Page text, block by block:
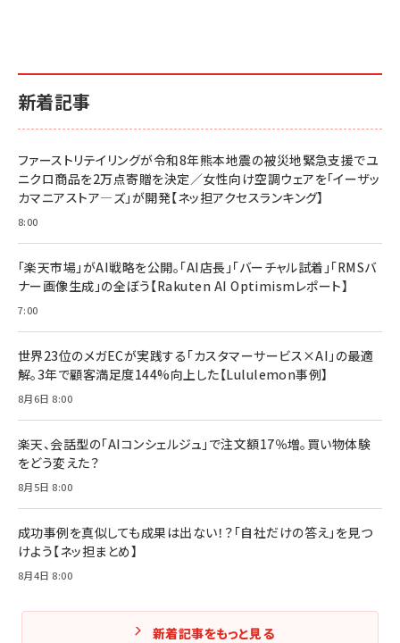
小さな会社は戦略が9割
￥1,815
マーケティングの真実 P&G・グリコで学んだ失敗
￥2,200
anan(アンアン)2026/06/24号 No.2500増刊
anan(アンアン)2026/07/08号 No.2502[2026
年後半、あなたの恋と運命／山田涼介]
￥880
ママ投資家が育休中に１億貯めた株式投資
￥1,870
￥1,980
ルな本質」
￥2,750
フィードバック経営 「沈黙の組織」から「高め合う
Amazonランキングをもっと見る
新着記事
ファーストリテイリングが令和8年熊本地震の被災地緊急支援でユ
ニクロ商品を2万点寄贈を決定／女性向け空調ウェアを「イーザッ
カマニアストア―ズ」が開発【ネッ担アクセスランキング】
8:00
「楽天市場」がAI戦略を公開。「AI店長」「バーチャル試着」「RMSバ
ナー画像生成」の全ぼう【Rakuten AI Optimismレポート】
7:00
世界23位のメガECが実践する「カスタマーサービス×AI」の最適
解。3年で顧客満足度144%向上した【Lululemon事例】
8月6日 8:00
楽天、会話型の「AIコンシェルジュ」で注文額17％増。買い物体験
をどう変えた？
8月5日 8:00
成功事例を真似しても成果は出ない！？「自社だけの答え」を見つ
けよう【ネッ担まとめ】
8月4日 8:00
新着記事をもっと見る